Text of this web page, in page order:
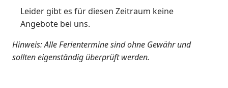
Leider gibt es für diesen Zeitraum keine
Angebote bei uns.
Hinweis: Alle Ferientermine sind ohne Gewähr und
sollten eigenständig überprüft werden.